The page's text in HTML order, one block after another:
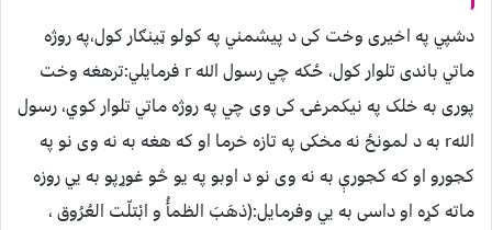
دشپي په اخيری وخت کی د پيشمني په کولو ټينګار کول،په روژه
ماتي باندی تلوار کول، ځکه چي رسول الله r فرمايلي:ترهغه وخت
پوری به خلک په نيکمرغۍ کی وی چي په روژه ماتي تلوار کوي، رسول
اللهr به د لمونځ نه مخکی په تازه خرما او که هغه به نه وی نو په
کجورو او که کجورې به نه وی نو د اوبو په يو څو غوړپو به يي روزه
ماته کړه او داسی به يي وفرمايل:(ذهَبَ الظمأُ و ابْتلّت العُرُوق ،